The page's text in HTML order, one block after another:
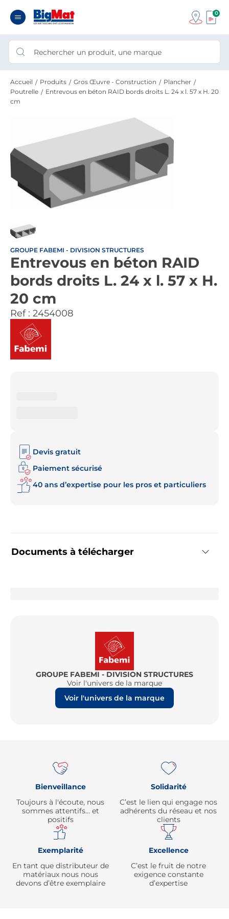
0
Accueil Produits Gros Œuvre - Construction
Plancher
Poutrelle
Entrevous en béton RAID bords droits L. 24 x l. 57 x H. 20
cm
GROUPE FABEMI - DIVISION STRUCTURES
Entrevous en béton RAID
bords droits L. 24 x l. 57 x H.
20 cm
Ref : 2454008
Documents à télécharger
Devis gratuit
Paiement sécurisé
40 ans d’expertise pour les pros et particuliers
GROUPE FABEMI - DIVISION STRUCTURES
Voir l'univers de la marque
Voir l'univers de la marque
Bienveillance
Toujours à l'écoute, nous
sommes attentifs… et
positifs
Solidarité
C’est le lien qui engage nos
adhérents du réseau et nos
clients
Exemplarité
En tant que distributeur de
matériaux nous nous
devons d’être exemplaire
Excellence
C’est le fruit de notre
exigence constante
d’expertise